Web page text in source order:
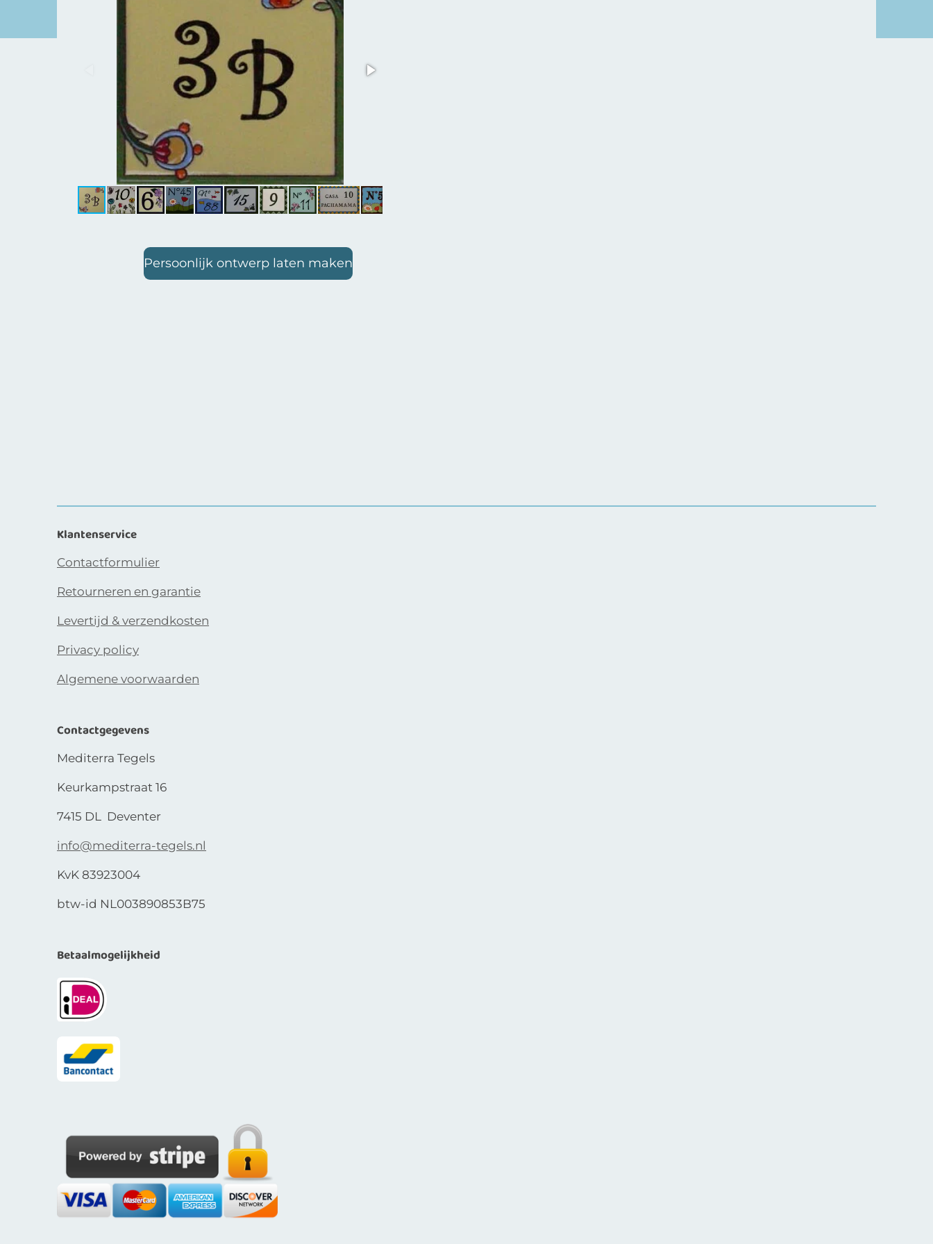
Persoonlijk ontwerp laten maken
Klantenservice
Contactformulier
Retourneren en garantie
Levertijd & verzendkosten
Privacy policy
Algemene voorwaarden
Contactgegevens
Mediterra Tegels
Keurkampstraat 16
7415 DL Deventer
info@mediterra-tegels.nl
KvK 83923004
btw-id NL003890853B75
Betaalmogelijkheid